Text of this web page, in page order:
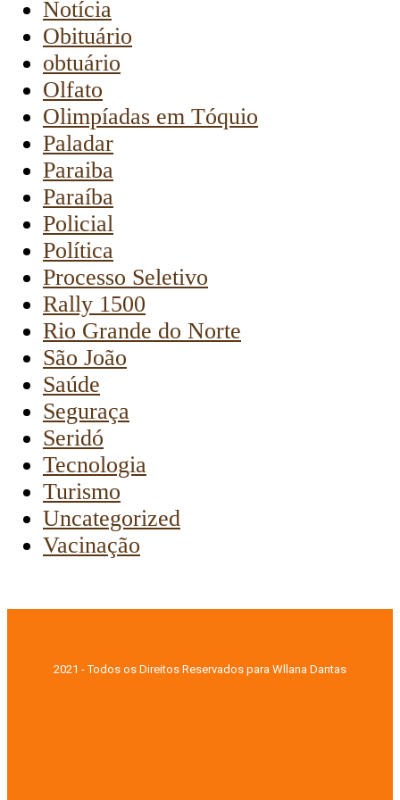
Notícia
Obituário
obtuário
Olfato
Olimpíadas em Tóquio
Paladar
Paraiba
Paraíba
Policial
Política
Processo Seletivo
Rally 1500
Rio Grande do Norte
São João
Saúde
Seguraça
Seridó
Tecnologia
Turismo
Uncategorized
Vacinação
2021 - Todos os Direitos Reservados para Wllana Dantas